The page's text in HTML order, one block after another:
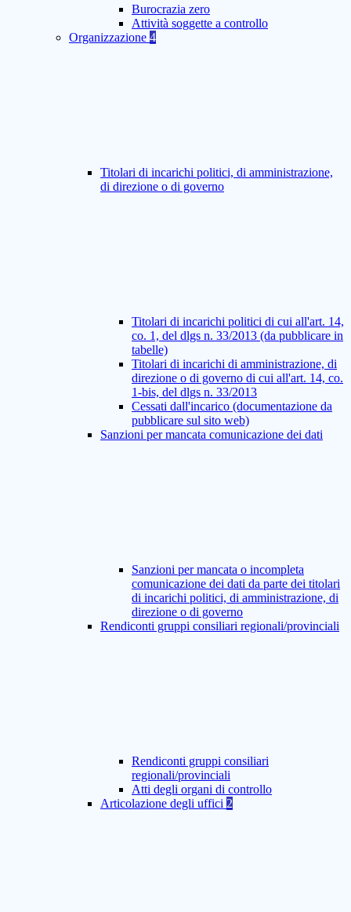
Burocrazia zero
Attività soggette a controllo
Organizzazione 4
Titolari di incarichi politici, di amministrazione,
di direzione o di governo
Titolari di incarichi politici di cui all'art. 14,
co. 1, del dlgs n. 33/2013 (da pubblicare in
tabelle)
Titolari di incarichi di amministrazione, di
direzione o di governo di cui all'art. 14, co.
1-bis, del dlgs n. 33/2013
Cessati dall'incarico (documentazione da
pubblicare sul sito web)
Sanzioni per mancata comunicazione dei dati
Sanzioni per mancata o incompleta
comunicazione dei dati da parte dei titolari
di incarichi politici, di amministrazione, di
direzione o di governo
Rendiconti gruppi consiliari regionali/provinciali
Rendiconti gruppi consiliari
regionali/provinciali
Atti degli organi di controllo
Articolazione degli uffici 2